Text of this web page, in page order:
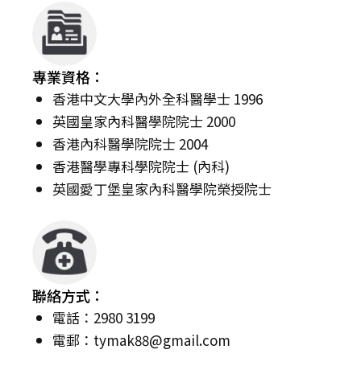
專業資格：
香港中文大學內外全科醫學士 1996
英國皇家內科醫學院院士 2000
香港內科醫學院院士 2004
香港醫學專科學院院士 (內科)
英國愛丁堡皇家內科醫學院榮授院士
聯絡方式：
電話：2980 3199
電郵： tymak88@gmail.com